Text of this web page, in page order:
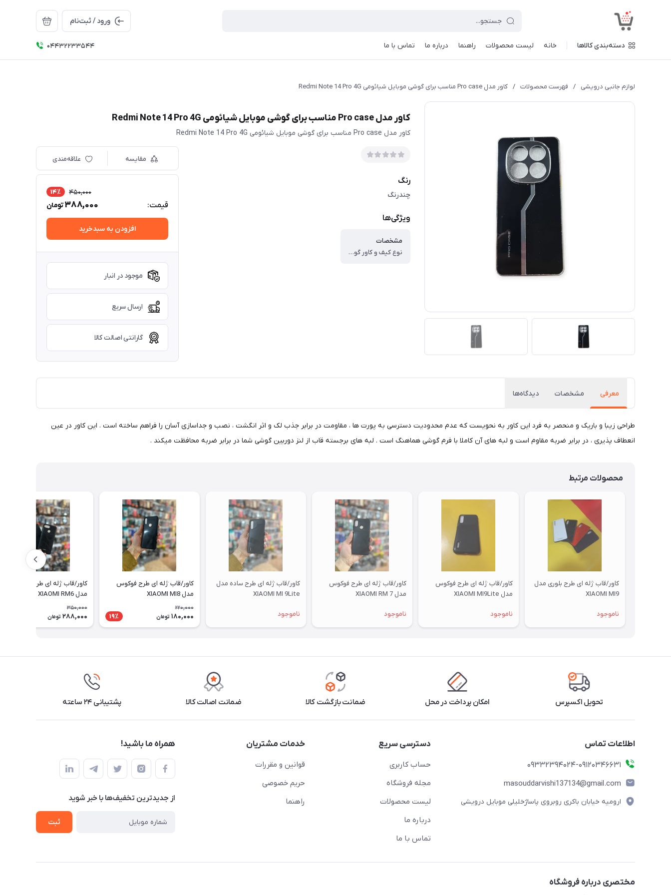
ورود / ثبت‌نام
دسته‌بندی کالاها خانه لیست محصولات راهنما درباره ما تماس با ما 04432233544
لوازم جانبی درویشی / فهرست محصولات / کاور مدل Pro case مناسب برای گوشی موبایل شیائومی Redmi Note 14 Pro 4G
کاور مدل Pro case مناسب برای گوشی موبایل شیائومی Redmi Note 14 Pro 4G
کاور مدل Pro case مناسب برای گوشی موبایل شیائومی Redmi Note 14 Pro 4G
رنگ
چندرنگ
ویژگی‌ها
مشخصات
نوع کیف و کاور گوشی ، کاور ، وزن ، ۶۰ گرم ، سازگار با گوشی موبایل ، Xiaomi Redmi Note ۱۴ Pro ۴G ، ساختار ، مات ، سطح پوشش ، حفاظت از دکمه‌ها ، لبه راست ، لبه چپ ، لبه پایینی ، لبه بالایی ، قاب پشتی
مقایسه علاقه‌مندی
قیمت:
450,000 14٪
388,000تومان
افزودن به سبدخرید
موجود در انبار
ارسال سریع
گارانتی اصالت کالا
معرفی مشخصات دیدگاه‌ها
طراحی زیبا و باریک و منحصر به فرد این کاور به نحویست که عدم محدودیت دسترسی به پورت ها ، مقاومت در برابر جذب لک و اثر انگشت ، نصب و جداسازی آسان را فراهم ساخته است . این کاور در عین
انعطاف پذیری ، در برابر ضربه مقاوم است و لبه های آن کاملا با فرم گوشی هماهنگ است . لبه های برجسته قاب از لنز دوربین گوشی شما در برابر ضربه محافظت میکند .
محصولات مرتبط
کاور/قاب ژله ای طرح بلوری مدل
XIAOMI MI9
ناموجود
کاور/قاب ژله ای طرح فوکوس
مدل XIAOMI MI9Lite
ناموجود
کاور/قاب ژله ای طرح فوکوس
مدل XIAOMI RM 7
ناموجود
کاور/قاب ژله ای طرح ساده مدل
XIAOMI MI 9Lite
ناموجود
کاور/قاب ژله ای طرح فوکوس
مدل XIAOMI MI8
220,000
180,000 تومان 19٪
کاور/قاب ژله ای طرح فوکوس
مدل XIAOMI RM6
350,000
288,000 تومان
تحویل اکسپرس امکان پرداخت در محل ضمانت بازگشت کالا ضمانت اصالت کالا پشتیبانی ۲۴ ساعته
اطلاعات تماس
09332394024-09120346631
masouddarvishi137134@gmail.com
ارومیه خیابان باکری روبروی پاساژخلیلی موبایل درویشی
دسترسی سریع
حساب کاربری
مجله فروشگاه
لیست محصولات
درباره ما
تماس با ما
خدمات مشتریان
قوانین و مقررات
حریم خصوصی
راهنما
همراه ما باشید!
از جدید‌ترین تخفیف‌ها با‌ خبر شوید
ثبت
مختصری درباره فروشگاه